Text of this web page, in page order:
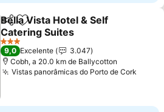
PartilharAdicionar aos favoritos
Bella Vista Hotel & Self
Catering Suites
Ver preços
3 Estrelas
9,0 Excelente
3.047
Cobh, a 20.0 km de Ballycotton
Vistas panorâmicas do Porto de Cork